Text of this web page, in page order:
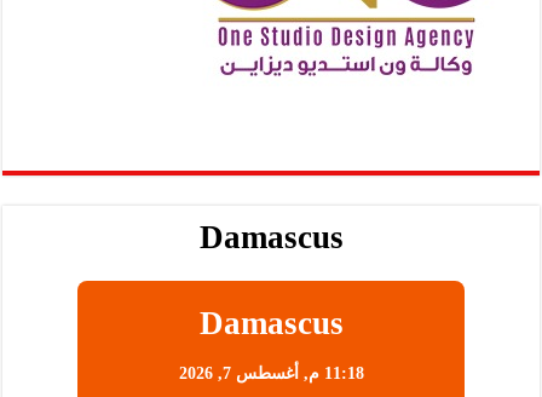
Damascus
Damascus
11:18 م, أغسطس 7, 2026